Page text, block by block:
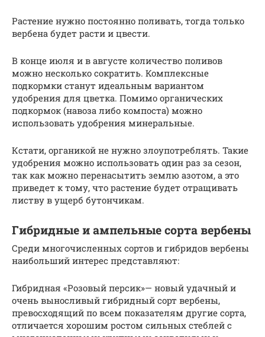
Растение нужно постоянно поливать, тогда только
вербена будет расти и цвести.
В конце июля и в августе количество поливов
можно несколько сократить. Комплексные
подкормки станут идеальным вариантом
удобрения для цветка. Помимо органических
подкормок (навоза либо компоста) можно
использовать удобрения минеральные.
Кстати, органикой не нужно злоупотреблять. Такие
удобрения можно использовать один раз за сезон,
так как можно перенасытить землю азотом, а это
приведет к тому, что растение будет отращивать
листву в ущерб бутончикам.
Гибридные и ампельные сорта вербены
Среди многочисленных сортов и гибридов вербены
наибольший интерес представляют:
Гибридная «Розовый персик»— новый удачный и
очень выносливый гибридный сорт вербены,
превосходящий по всем показателям другие сорта,
отличается хорошим ростом сильных стеблей с